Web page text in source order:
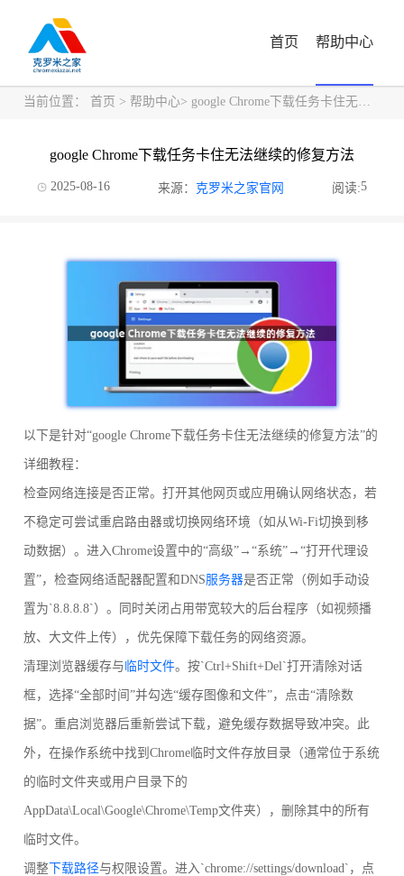
首页 帮助中心
当前位置： 首页 > 帮助中心> google Chrome下载任务卡住无法继续的修复方法
google Chrome下载任务卡住无法继续的修复方法
2025-08-16 来源： 克罗米之家官网 阅读:5
以下是针对“google Chrome下载任务卡住无法继续的修复方法”的
详细教程：
检查网络连接是否正常。打开其他网页或应用确认网络状态，若
不稳定可尝试重启路由器或切换网络环境（如从Wi-Fi切换到移
动数据）。进入Chrome设置中的“高级”→“系统”→“打开代理设
置”，检查网络适配器配置和DNS服务器是否正常（例如手动设
置为`8.8.8.8`）。同时关闭占用带宽较大的后台程序（如视频播
放、大文件上传），优先保障下载任务的网络资源。
清理浏览器缓存与临时文件。按`Ctrl+Shift+Del`打开清除对话
框，选择“全部时间”并勾选“缓存图像和文件”，点击“清除数
据”。重启浏览器后重新尝试下载，避免缓存数据导致冲突。此
外，在操作系统中找到Chrome临时文件存放目录（通常位于系统
的临时文件夹或用户目录下的
AppData\Local\Google\Chrome\Temp文件夹），删除其中的所有
临时文件。
调整下载路径与权限设置。进入`chrome://settings/download`，点